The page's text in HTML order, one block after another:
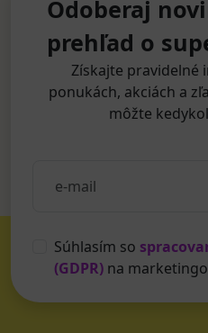
Odoberaj
prehľad o
Získajte pravidelné
ponukách, akciách a
môžte
Súhlasím so
(GDPR) na